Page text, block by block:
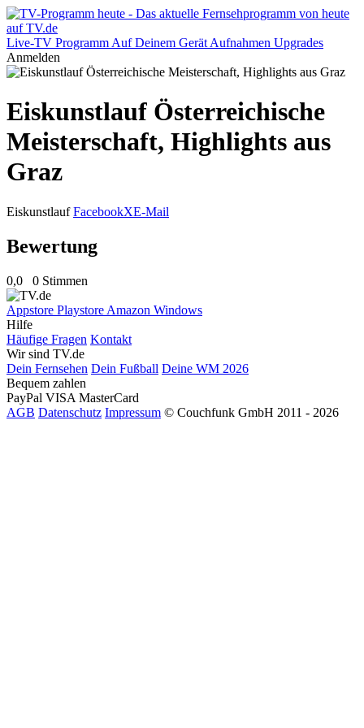
Live-TV Programm Auf Deinem Gerät Aufnahmen Upgrades
Anmelden
Eiskunstlauf Österreichische
Meisterschaft, Highlights aus
Graz
Eiskunstlauf FacebookXE-Mail
Bewertung
0,0 0 Stimmen
Appstore Playstore Amazon Windows
Hilfe
Häufige Fragen Kontakt
Wir sind TV.de
Dein Fernsehen Dein Fußball Deine WM 2026
Bequem zahlen
PayPal VISA MasterCard
AGB Datenschutz Impressum © Couchfunk GmbH 2011 - 2026